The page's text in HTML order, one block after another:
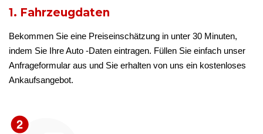
1. Fahrzeugdaten
Bekommen Sie eine Preiseinschätzung in unter 30 Minuten,
indem Sie Ihre Auto -Daten eintragen. Füllen Sie einfach unser
Anfrageformular aus und Sie erhalten von uns ein kostenloses
Ankaufsangebot.